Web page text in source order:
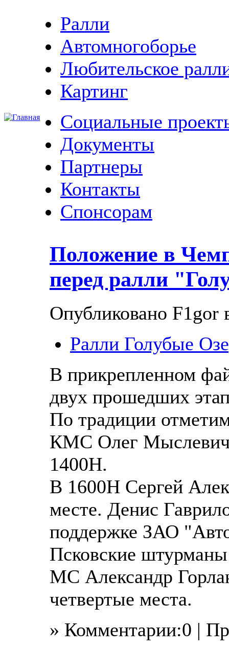
Ралли
Автомногоборье
Любительское
Картинг
Социальные
Документы
Партнеры
Контакты
Спонсорам
Положение в
перед ралли
Опубликовано F1gor
Ралли Голубые
В прикрепленном
двух прошедших
По традиции
КМС Олег Мыслевич
1400Н.
В 1600Н Сергей
месте. Денис
поддержке ЗАО
Псковские
МС Александр
четвертые места.
» Комментарии:0 |